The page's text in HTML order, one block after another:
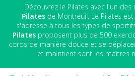
Découvrez le Pilates avec l'un des
Pilates de Montreuil. Le Pilates
s'adresse à tous les types de
Pilates proposent plus de 500
corps de manière douce et se
et maintient sont les maîtres